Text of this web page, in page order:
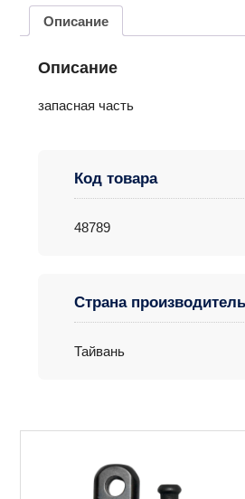
Описание
Описание
запасная часть
Код товара
48789
Страна производитель
Тайвань